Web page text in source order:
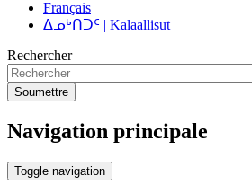
Français
ᐃᓄᒃᑎᑐᑦ | Kalaallisut
Rechercher
Soumettre
Navigation principale
Toggle navigation